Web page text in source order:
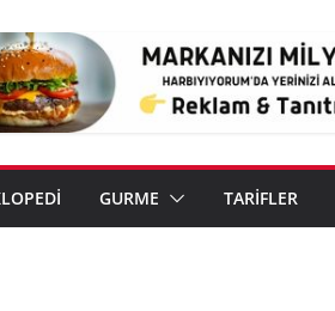
GURME TARİFLER